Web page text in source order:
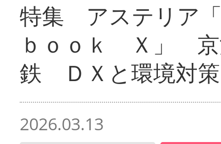
特集 アステリア
ｂｏｏｋ Ｘ」 京
鉄 ＤＸと環境対策
2026.03.13